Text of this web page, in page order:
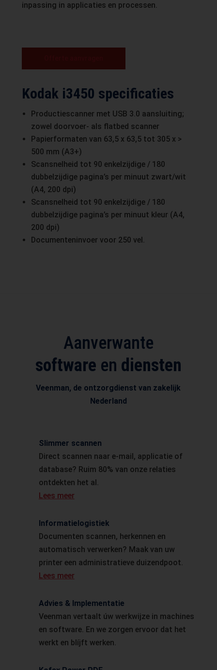
inpassing in applicaties en processen.
Kodak i3450 specificaties
Productiescanner met USB 3.0 aansluiting;
zowel doorvoer- als flatbed scanner
Papierformaten van 63,5 x 63,5 tot 305 x >
500 mm (A3+)
Scansnelheid tot 90 enkelzijdige / 180
dubbelzijdige pagina’s per minuut zwart/wit
(A4, 200 dpi)
Scansnelheid tot 90 enkelzijdige / 180
dubbelzijdige pagina’s per minuut kleur (A4,
200 dpi)
Documenteninvoer voor 250 vel.
Aanverwante
software en diensten
Veenman, de ontzorgdienst van zakelijk
Nederland
Slimmer scannen
Direct scannen naar e-mail, applicatie of
database? Ruim 80% van onze relaties
ontdekten het al.
Lees meer
Informatielogistiek
Documenten scannen, herkennen en
automatisch verwerken? Maak van uw
printer een administratieve duizendpoot.
Lees meer
Advies & Implementatie
Veenman vertaalt úw werkwijze in machines
en software. En we zorgen ervoor dat het
werkt en blíjft werken.